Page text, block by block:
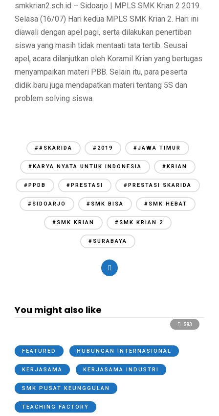
smkkrian2.sch.id – Sidoarjo | MPLS SMK Krian 2 2019.
Selasa (16/07) Hari kedua MPLS SMK Krian 2. Hari ini
diawali dengan apel pagi, serta dilakukan penertiban
siswa yang masih tidak mentaati tata tertib. Seusai
apel, acara dilanjutkan oleh Koramil Krian yang bertugas
menyampaikan materi PBB. Selain itu, para peserta
didik baru juga mendapatkan materi tentang 5S dan
problem solving siswa.
##SKARIDA #2019 #JAWA TIMUR
#KARYA NYATA UNTUK INDONESIA #KRIAN
#PPDB #PRESTASI #PRESTASI SKARIDA
#SIDOARJO #SMK BISA #SMK HEBAT
#SMK KRIAN #SMK KRIAN 2
#SURABAYA
You might also like
583
FEATURED HUBUNGAN INTERNASIONAL
KERJASAMA KERJASAMA INDUSTRI
SMK PUSAT KEUNGGULAN
TEACHING FACTORY